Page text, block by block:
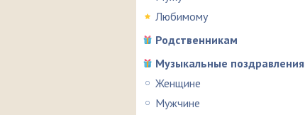
Любимому
Родственникам
Музыкальные поздравления
Женщине
Мужчине